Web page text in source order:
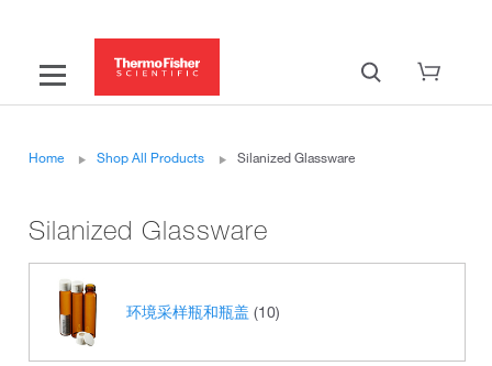
Home Shop All Products Silanized Glassware
Silanized Glassware
环境采样瓶和瓶盖 (10)